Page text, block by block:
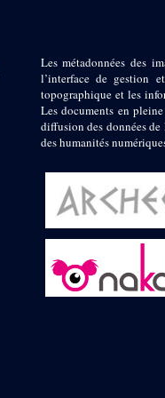
Les métadonnées des
l’interface de gestion
topographique et les
Les documents en
diffusion des données
des humanités